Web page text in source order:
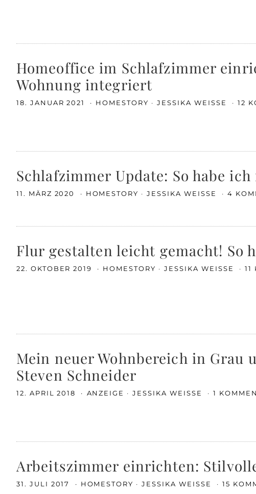
Homeoffice im Schlafzimmer
Wohnung integriert
18. JANUAR 2021 HOMESTORY JESSIKA WEISSE 12
Schlafzimmer Update: So habe
11. MÄRZ 2020 HOMESTORY JESSIKA WEISSE 4
Flur gestalten leicht gemacht! So
22. OKTOBER 2019 HOMESTORY JESSIKA WEISSE 11
Mein neuer Wohnbereich in
Steven Schneider
12. APRIL 2018 ANZEIGE JESSIKA WEISSE 1
Arbeitszimmer einrichten:
31. JULI 2017 HOMESTORY JESSIKA WEISSE 15